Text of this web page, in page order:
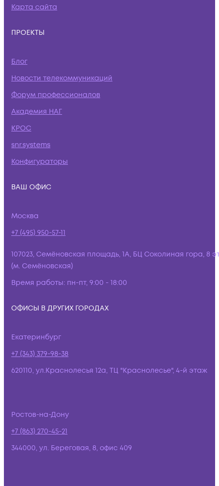
Карта сайта
ПРОЕКТЫ
Блог
Новости телекоммуникаций
Форум профессионалов
Академия НАГ
КРОС
snr.systems
Конфигураторы
ВАШ ОФИС
Москва
+7 (495) 950-57-11
107023, Семёновская площадь, 1А, БЦ Соколиная гора, 8
(м. Семёновская)
Время работы: пн-пт, 9:00 - 18:00
ОФИСЫ В ДРУГИХ ГОРОДАХ
Екатеринбург
+7 (343) 379-98-38
620110, ул.Краснолесья 12а, ТЦ "Краснолесье", 4-й этаж
Ростов-на-Дону
+7 (863) 270-45-21
344000, ул. Береговая, 8, офис 409